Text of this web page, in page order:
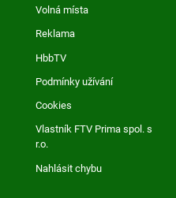
Volná místa
Reklama
HbbTV
Podmínky užívání
Cookies
Vlastník FTV Prima spol. s
r.o.
Nahlásit chybu